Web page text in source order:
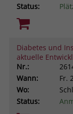
Status:
Diabetes und
aktuelle
Nr.:
Wann:
Fr.
Wo:
Status: